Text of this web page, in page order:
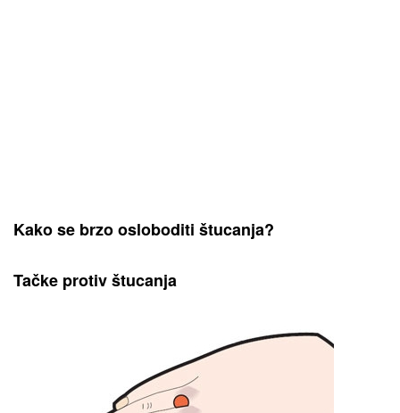
Kako se brzo osloboditi štucanja?
Tačke protiv štucanja